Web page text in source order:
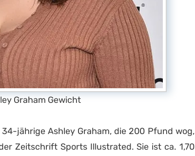
Graham Gewicht
34-jährige Ashley Graham, die 200 Pfund wog,
Zeitschrift Sports Illustrated. Sie ist ca. 1,70